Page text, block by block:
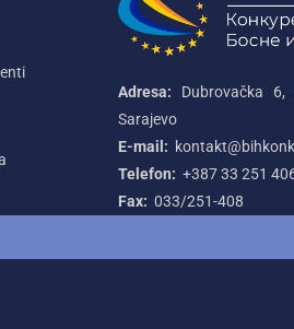
Adresa: Dubrovačka
Sarajevo
E-mail:
Telefon: +387‌ 33‌ 251‌
Fax: 033/251-408